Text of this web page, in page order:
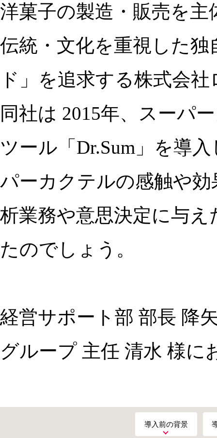
洋菓子の製造・販売を
伝統・文化を重視した
ド」を追求する株式会
同社は 2015年、スーパ
ツール「Dr.Sum」を導
パーカクテルの感触や
析業務や意思決定に与
たのでしょう。
経営サポート部 部長 降
グループ 主任 清水 様に
導入前の背景